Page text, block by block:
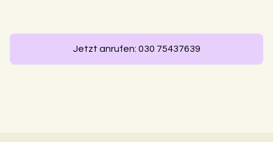
Jetzt anrufen: 030 75437639